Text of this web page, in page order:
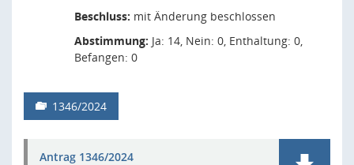
Beschluss: mit Änderung beschlossen
Abstimmung: Ja: 14, Nein: 0, Enthaltung: 0,
Befangen: 0
1346/2024
Antrag 1346/2024